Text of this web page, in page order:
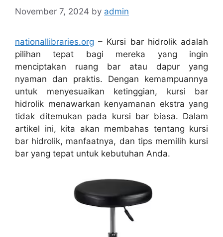
November 7, 2024 by admin
nationallibraries.org – Kursi bar hidrolik adalah
pilihan tepat bagi mereka yang ingin
menciptakan ruang bar atau dapur yang
nyaman dan praktis. Dengan kemampuannya
untuk menyesuaikan ketinggian, kursi bar
hidrolik menawarkan kenyamanan ekstra yang
tidak ditemukan pada kursi bar biasa. Dalam
artikel ini, kita akan membahas tentang kursi
bar hidrolik, manfaatnya, dan tips memilih kursi
bar yang tepat untuk kebutuhan Anda.